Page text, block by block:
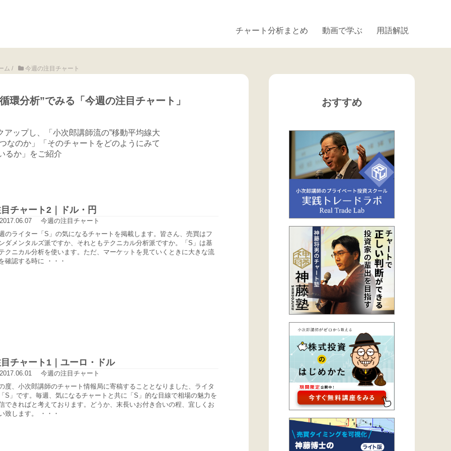
チャート分析まとめ 動画で学ぶ 用語解説
ム / 今週の注目チャート
環分析”でみる「今週の注目チャート」
ップし、「小次郎講師流の”移動平均線大
なのか」「そのチャートをどのようにみて
るか」をご紹介
チャート2｜ドル・円
今週の注目チャート
のライター「S」の気になるチャートを掲載します。皆さん、売買はフ
ダメンタルズ派ですか、それともテクニカル分析派ですか。「S」は基
クニカル分析を使います。ただ、マーケットを見ていくときに大きな流
確認する時に ・・・
チャート1｜ユーロ・ドル
今週の注目チャート
度、小次郎講師のチャート情報局に寄稿することとなりました、ライタ
S」です。毎週、気になるチャートと共に「S」的な目線で相場の魅力を
できればと考えております。どうか、末長いお付き合いの程、宜しくお
致します。 ・・・
おすすめ